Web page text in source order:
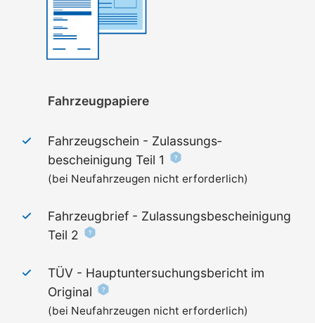
Fahrzeugpapiere
Fahrzeugschein - Zulassungs­
bescheinigung Teil 1
(bei Neufahrzeugen nicht erforderlich)
Fahrzeugbrief - Zulassungs­bescheinigung
Teil 2
TÜV - Haupt­untersuchungs­bericht im
Original
(bei Neufahrzeugen nicht erforderlich)